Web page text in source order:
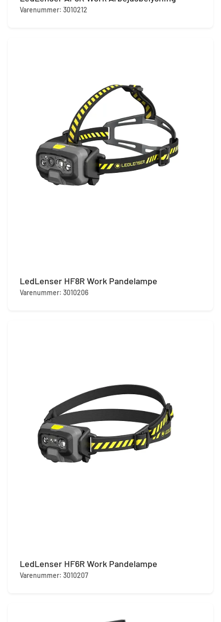
Varenummer: 3010212
LedLenser HF8R Work Pandelampe
Varenummer: 3010206
LedLenser HF6R Work Pandelampe
Varenummer: 3010207